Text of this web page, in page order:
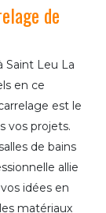
de
Saint Leu La
en ce
est le
vos projets.
de bains
allie
idées en
matériaux